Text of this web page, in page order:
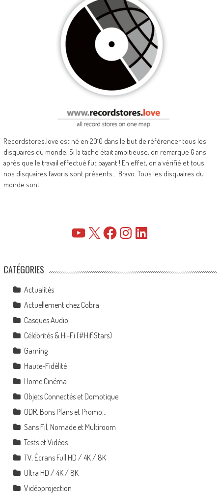
Recordstores.love est né en 2010 dans le but de référencer tous les
disquaires du monde. Si la tache était ambitieuse, on remarque 6 ans
après que le travail effectué fut payant ! En effet, on a vérifié et tous
nos disquaires favoris sont présents... Bravo. Tous les disquaires du
monde sont
YouTube FacebookInstagramLinkedIn
CATÉGORIES
Actualités
Actuellement chez Cobra
Casques Audio
Célébrités & Hi-Fi (#HifiStars)
Gaming
Haute-Fidélité
Home Cinéma
Objets Connectés et Domotique
ODR, Bons Plans et Promo…
Sans Fil, Nomade et Multiroom
Tests et Vidéos
TV, Écrans Full HD / 4K / 8K
Ultra HD / 4K / 8K
Vidéoprojection